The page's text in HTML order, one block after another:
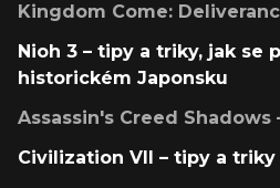
Kingdom Come:
Nioh 3 – tipy a triky, jak se
historickém Japonsku
Assassin's Creed Shadows
Civilization VII – tipy a triky